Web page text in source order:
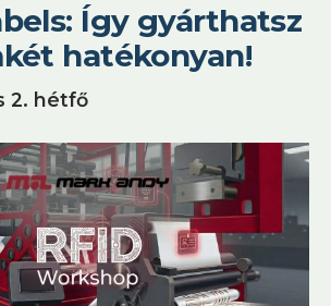
Így gyárthatsz
hatékonyan!
2. hétfő